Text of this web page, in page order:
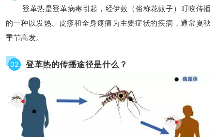
登革热是登革病毒引起，经伊蚊（俗称花蚊子）叮咬传播
的一种以发热、皮疹和全身疼痛为主要症状的疾病，通常夏秋
季节高发。
02 登革热的传播途径是什么？